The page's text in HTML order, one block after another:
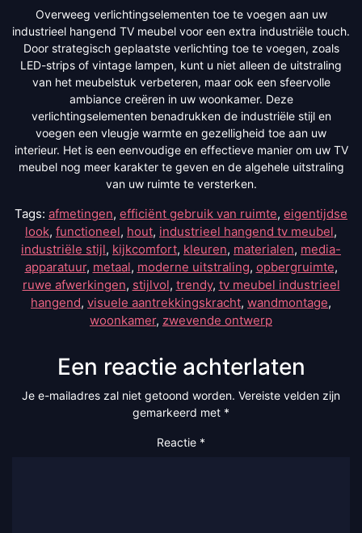
Overweeg verlichtingselementen toe te voegen aan uw
industrieel hangend TV meubel voor een extra industriële touch.
Door strategisch geplaatste verlichting toe te voegen, zoals
LED-strips of vintage lampen, kunt u niet alleen de uitstraling
van het meubelstuk verbeteren, maar ook een sfeervolle
ambiance creëren in uw woonkamer. Deze
verlichtingselementen benadrukken de industriële stijl en
voegen een vleugje warmte en gezelligheid toe aan uw
interieur. Het is een eenvoudige en effectieve manier om uw TV
meubel nog meer karakter te geven en de algehele uitstraling
van uw ruimte te versterken.
Tags: afmetingen, efficiënt gebruik van ruimte, eigentijdse
look, functioneel, hout, industrieel hangend tv meubel,
industriële stijl, kijkcomfort, kleuren, materialen, media-
apparatuur, metaal, moderne uitstraling, opbergruimte,
ruwe afwerkingen, stijlvol, trendy, tv meubel industrieel
hangend, visuele aantrekkingskracht, wandmontage,
woonkamer, zwevende ontwerp
Een reactie achterlaten
Je e-mailadres zal niet getoond worden. Vereiste velden zijn
gemarkeerd met *
Reactie *